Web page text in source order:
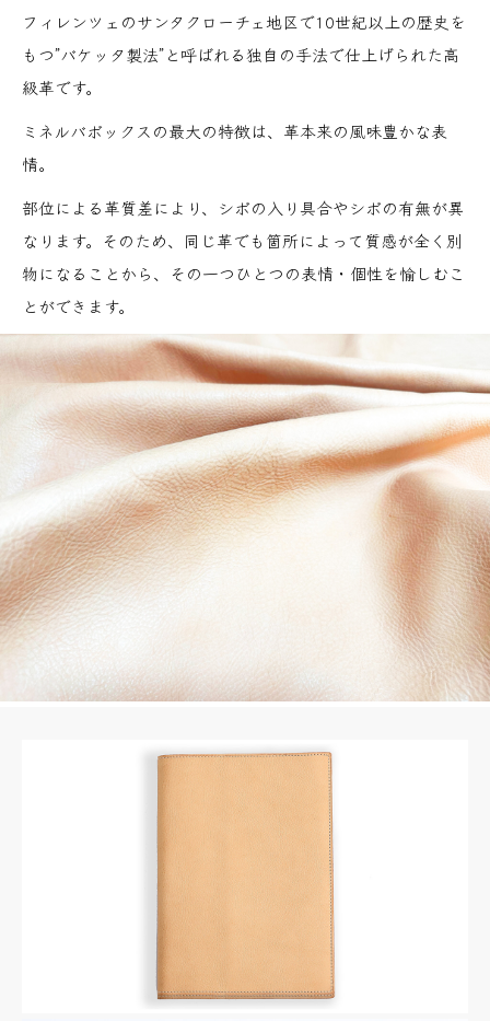
フィレンツェのサンタクローチェ地区で10世紀以上の歴史を
もつ”バケッタ製法”と呼ばれる独自の手法で仕上げられた高
級革です。
ミネルバボックスの最大の特徴は、革本来の風味豊かな表
情。
部位による革質差により、シボの入り具合やシボの有無が異
なります。そのため、同じ革でも箇所によって質感が全く別
物になることから、その一つひとつの表情・個性を愉しむこ
とができます。